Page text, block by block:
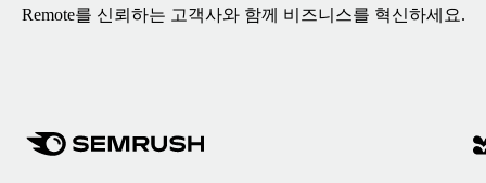
Remote를 신뢰하는 고객사와 함께 비즈니스를 혁신하세요.